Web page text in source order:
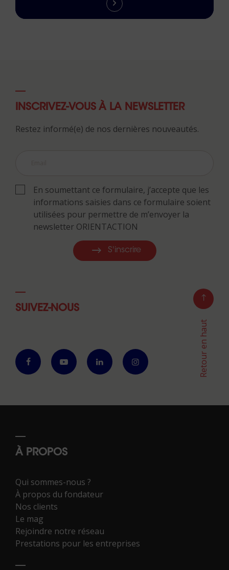
INSCRIVEZ-VOUS À LA NEWSLETTER
Restez informé(e) de nos dernières nouveautés.
En soumettant ce formulaire, j’accepte que les
informations saisies dans ce formulaire soient
utilisées pour permettre de m’envoyer la
newsletter ORIENTACTION
S'inscrire
SUIVEZ-NOUS
Retour en haut
À PROPOS
Qui sommes-nous ?
À propos du fondateur
Nos clients
Le mag
Rejoindre notre réseau
Prestations pour les entreprises